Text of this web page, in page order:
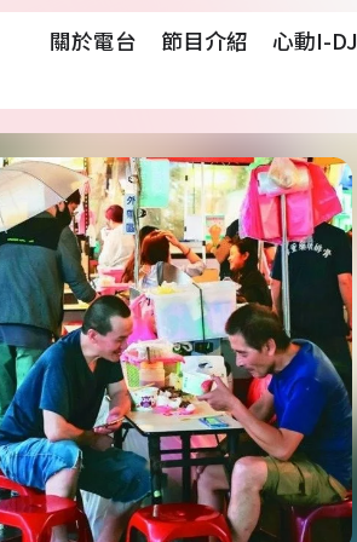
關於電台 節目介紹 心動i-DJ